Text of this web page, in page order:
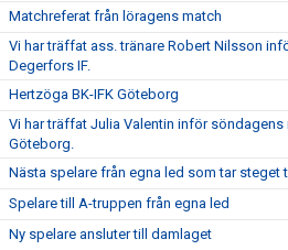
Matchreferat från löragens match
Vi har träffat ass. tränare Robert Nilsson
Degerfors IF.
Hertzöga BK-IFK Göteborg
Vi har träffat Julia Valentin inför söndagens
Göteborg.
Nästa spelare från egna led som tar steget
Spelare till A-truppen från egna led
Ny spelare ansluter till damlaget